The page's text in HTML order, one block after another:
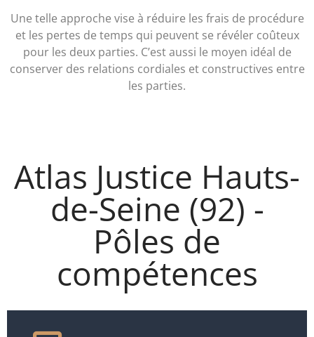
Une telle approche vise à réduire les frais de procédure
et les pertes de temps qui peuvent se révéler coûteux
pour les deux parties. C’est aussi le moyen idéal de
conserver des relations cordiales et constructives entre
les parties.
Atlas Justice Hauts-
de-Seine (92) -
Pôles de
compétences